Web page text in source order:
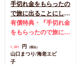
手切れ金をもらったの
で旅に出ることにした
（1）【有償特典・漫
画＆SS小冊子】
有償特典・『手切れ金
をもらったので旅に出
漫画＆SS12P小冊子
ミコミ特典漫画＆SS
1,331 円 （税込）
山口まつり/海老エビ
子